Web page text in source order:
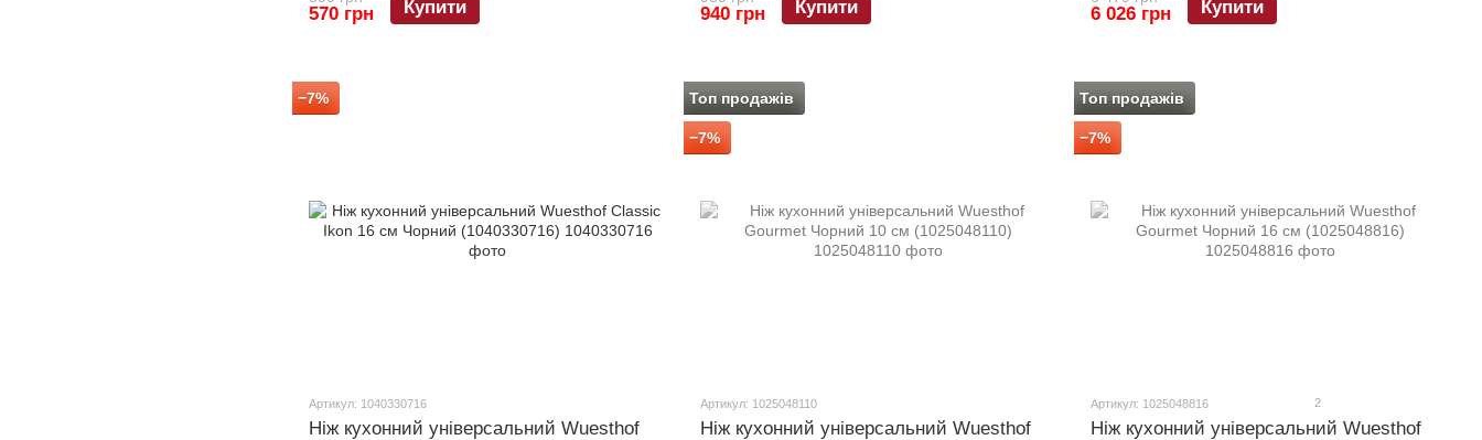
570 грн Купити 940 грн Купити 6 026 грн Купити
−7%
Артикул: 1040330716
Ніж кухонний універсальний Wuesthof
Топ продажів
−7%
Артикул: 1025048110
Ніж кухонний універсальний Wuesthof
Топ продажів
−7%
Артикул: 1025048816 2
Ніж кухонний універсальний Wuesthof